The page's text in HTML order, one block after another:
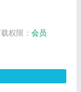
国传统农业所体现
国之重宝”到我国
措，分析世界观与
世界观之间的联
。
权限： 会员